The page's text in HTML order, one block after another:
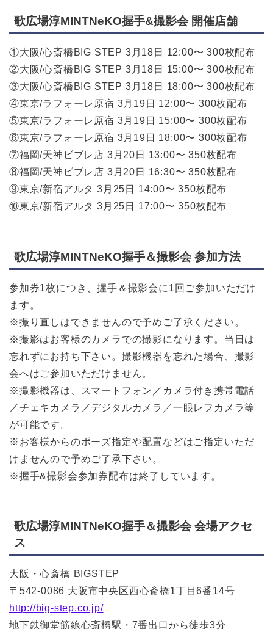
歌広場淳MINTNeKO握手&撮影会 開催店舗
①大阪/心斎橋BIG STEP 3月18日 12:00〜 300枚配布
②大阪/心斎橋BIG STEP 3月18日 15:00〜 300枚配布
③大阪/心斎橋BIG STEP 3月18日 18:00〜 300枚配布
④東京/ラフォーレ原宿 3月19日 12:00〜 300枚配布
⑤東京/ラフォーレ原宿 3月19日 15:00〜 300枚配布
⑥東京/ラフォーレ原宿 3月19日 18:00〜 300枚配布
⑦福岡/天神ビブレ店 3月20日 13:00〜 350枚配布
⑧福岡/天神ビブレ店 3月20日 16:30〜 350枚配布
⑨東京/新宿アルタ 3月25日 14:00〜 350枚配布
⑩東京/新宿アルタ 3月25日 17:00〜 350枚配布
歌広場淳MINTNeKO握手＆撮影会 参加方法
参加券1枚につき、握手＆撮影会に1回ご参加いただけ
ます。
※撮り直しはできませんので予めご了承ください。
※撮影はお客様のカメラでの撮影になります。当日は
忘れずにお持ち下さい。撮影機器を忘れた場合、撮影
会へはご参加いただけません。
※撮影機器は、スマートフォン／カメラ付き携帯電話
／チェキカメラ／デジタルカメラ／一眼レフカメラ等
が可能です。
※お客様からのポーズ指定や配置などはご指定いただ
けませんので予めご了承下さい。
※握手&撮影会参加券配布は終了しています。
歌広場淳MINTNeKO握手＆撮影会 会場アクセ
ス
大阪・心斎橋 BIGSTEP
〒542-0086 大阪市中央区西心斎橋1丁目6番14号
http://big-step.co.jp/
地下鉄御堂筋線心斎橋駅・7番出口から徒歩3分